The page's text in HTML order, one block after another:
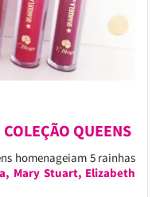
QUEENS
homenageiam 5 rainhas
Mary Stuart, Elizabeth